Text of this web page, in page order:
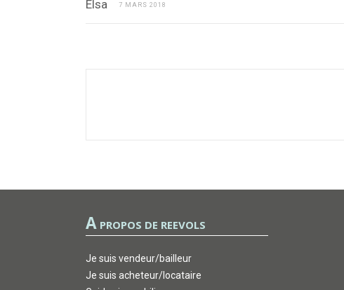
7 MARS 2018
A PROPOS DE REEVOLS
Je suis vendeur/bailleur
Je suis acheteur/locataire